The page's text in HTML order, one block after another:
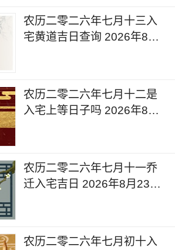
农历二零二六年七月十三入
宅黄道吉日查询 2026年8月
农历二零二六年七月十二是
入宅上等日子吗 2026年8月
农历二零二六年七月十一乔
迁入宅吉日 2026年8月23日
农历二零二六年七月初十入